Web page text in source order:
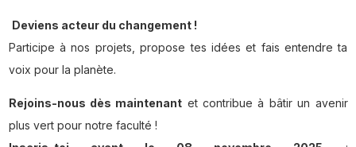
Deviens acteur du changement !
Participe à nos projets, propose tes idées et fais entendre ta
voix pour la planète.
Rejoins-nous dès maintenant et contribue à bâtir un avenir
plus vert pour notre faculté !